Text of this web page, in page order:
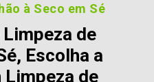
à Seco em Sé
de
Escolha a
Limpeza de